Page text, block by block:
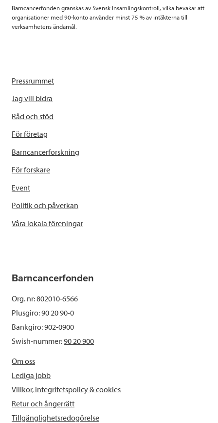
Barncancerfonden granskas av Svensk Insamlingskontroll, vilka bevakar att
organisationer med 90-konto använder minst 75 % av intäkterna till
verksamhetens ändamål.
Pressrummet
Jag vill bidra
Råd och stöd
För företag
Barncancerforskning
För forskare
Event
Politik och påverkan
Våra lokala föreningar
Barncancerfonden
Org. nr: 802010-6566
Plusgiro: 90 20 90-0
Bankgiro: 902-0900
Swish-nummer:90 20 900
Om oss
Lediga jobb
Villkor, integritetspolicy & cookies
Retur och ångerrätt
Tillgänglighetsredogörelse